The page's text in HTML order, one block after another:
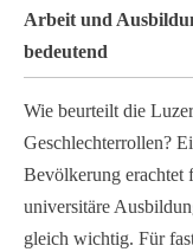
Arbeit und
bedeutend
Wie beurteilt die
Geschlechterrollen?
Bevölkerung erachtet
universitäre
gleich wichtig. Für